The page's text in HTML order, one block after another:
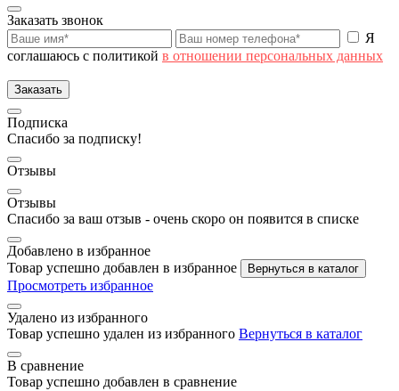
Заказать звонок
Я
соглашаюсь с политикой в отношении персональных данных
Заказать
Подписка
Спасибо за подписку!
Отзывы
Отзывы
Спасибо за ваш отзыв - очень скоро он появится в списке
Добавлено в избранное
Товар успешно добавлен в избранное
Вернуться в каталог
Просмотреть избранное
Удалено из избранного
Товар успешно удален из избранного Вернуться в каталог
В сравнение
Товар успешно добавлен в сравнение